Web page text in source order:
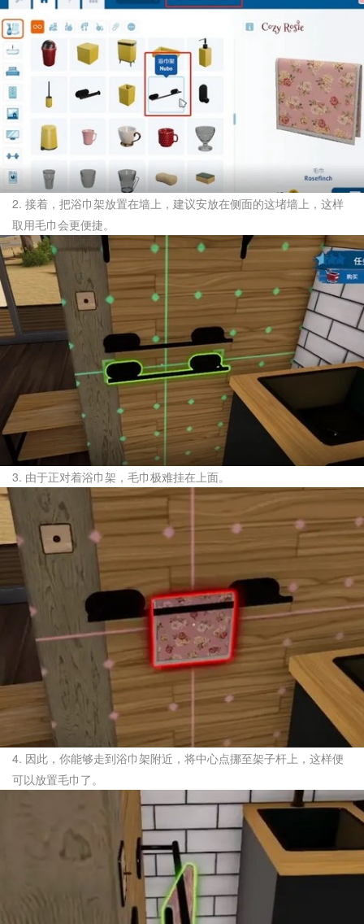
2. 接着，把浴巾架放置在墙上，建议安放在侧面的这堵墙上，这样
取用毛巾会更便捷。
3. 由于正对着浴巾架，毛巾极难挂在上面。
4. 因此，你能够走到浴巾架附近，将中心点挪至架子杆上，这样便
可以放置毛巾了。